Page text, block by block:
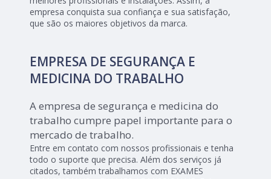
empresa conquista sua confiança e sua satisfação,
que são os maiores objetivos da marca.
EMPRESA DE SEGURANÇA E
MEDICINA DO TRABALHO
A empresa de segurança e medicina do
trabalho cumpre papel importante para o
mercado de trabalho.
Entre em contato com nossos profissionais e tenha
todo o suporte que precisa. Além dos serviços já
citados, também trabalhamos com EXAMES